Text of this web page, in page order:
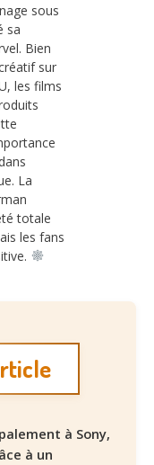
sous
sa
Bien
sur
les films
La
totale
les fans
à Sony,
à un